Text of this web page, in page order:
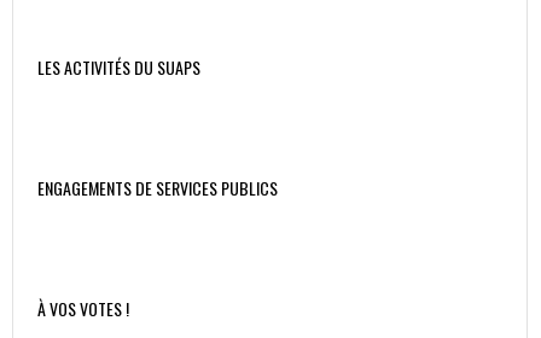
LES ACTIVITÉS DU SUAPS
ENGAGEMENTS DE SERVICES PUBLICS
À VOS VOTES !